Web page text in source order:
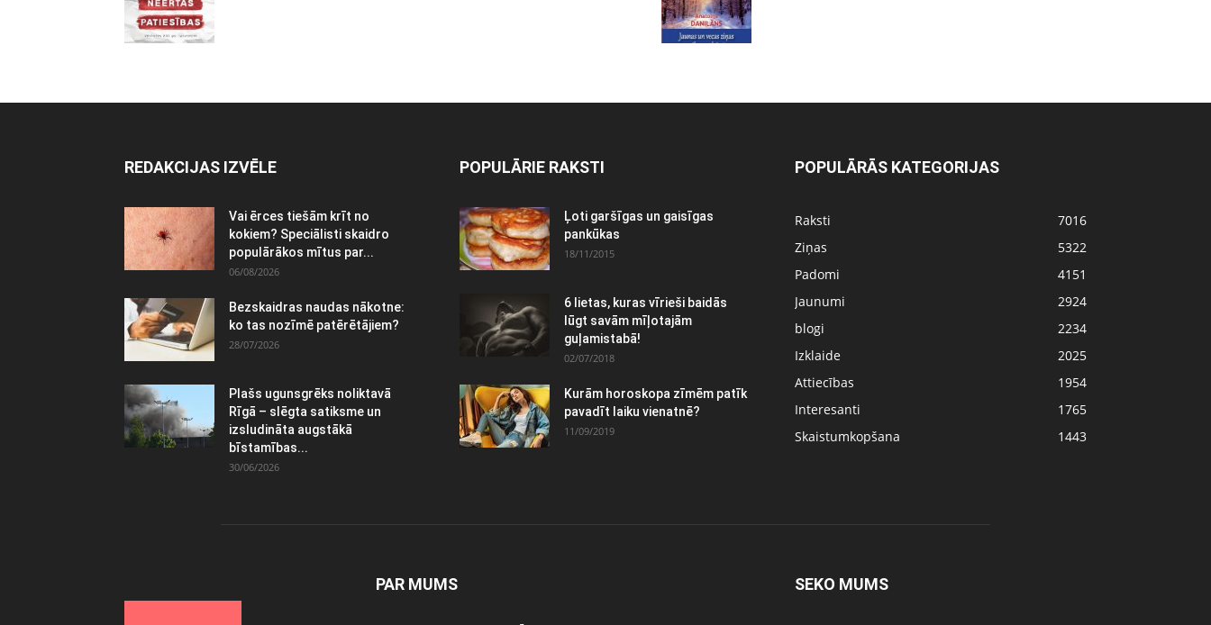
REDAKCIJAS IZVĒLE
Vai ērces tiešām krīt no
kokiem? Speciālisti skaidro
populārākos mītus par...
06/08/2026
Bezskaidras naudas nākotne:
ko tas nozīmē patērētājiem?
28/07/2026
Plašs ugunsgrēks noliktavā
Rīgā – slēgta satiksme un
izsludināta augstākā
bīstamības...
30/06/2026
POPULĀRIE RAKSTI
Ļoti garšīgas un gaisīgas
pankūkas
18/11/2015
6 lietas, kuras vīrieši baidās
lūgt savām mīļotajām
guļamistabā!
02/07/2018
Kurām horoskopa zīmēm patīk
pavadīt laiku vienatnē?
11/09/2019
POPULĀRĀS KATEGORIJAS
Raksti
7016
Ziņas
5322
Padomi
4151
Jaunumi
2924
blogi
2234
Izklaide
2025
Attiecības
1954
Interesanti
1765
Skaistumkopšana
1443
PAR MUMS SEKO MUMS